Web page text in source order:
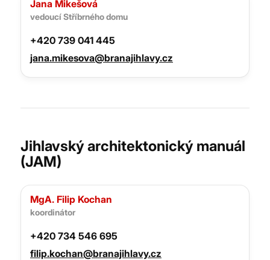
Jana Mikešová
vedoucí Stříbrného domu
+420 739 041 445
jana.mikesova@branajihlavy.cz
Jihlavský architektonický manuál
(JAM)
‍MgA. Filip Kochan
koordinátor
+420 734 546 695
filip.kochan@branajihlavy.cz